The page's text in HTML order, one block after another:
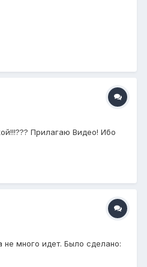
Прилагаю Видео! Ибо
не много идет. Было сделано: